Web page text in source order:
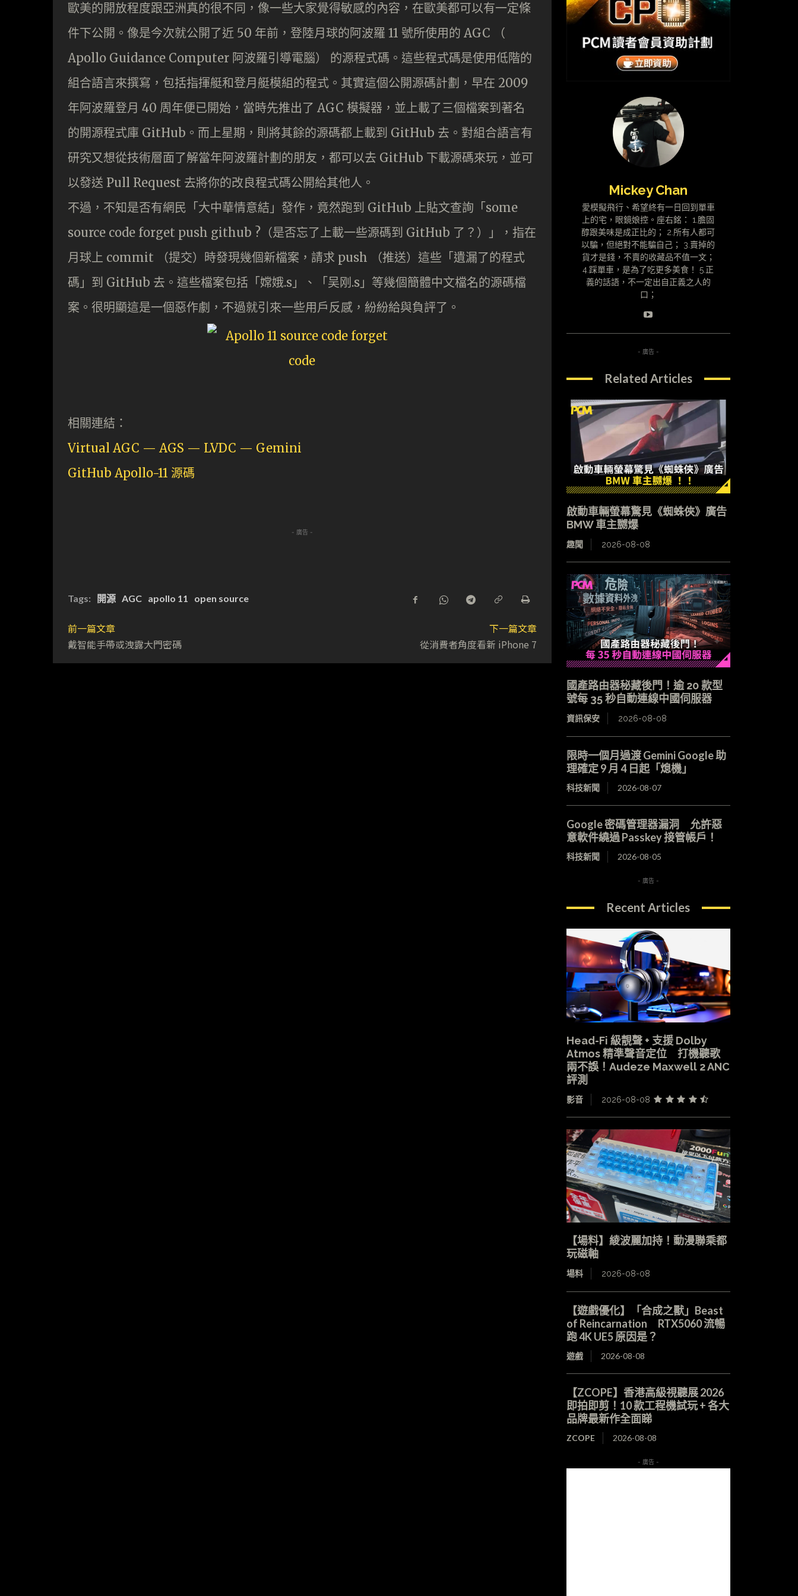
歐美的開放程度跟亞洲真的很不同，像一些大家覺得敏感的內容，在歐美都可以有一定條
件下公開。像是今次就公開了近 50 年前，登陸月球的阿波羅 11 號所使用的 AGC （
Apollo Guidance Computer 阿波羅引導電腦） 的源程式碼。這些程式碼是使用低階的
組合語言來撰寫，包括指揮艇和登月艇模組的程式。其實這個公開源碼計劃，早在 2009
年阿波羅登月 40 周年便已開始，當時先推出了 AGC 模擬器，並上載了三個檔案到著名
的開源程式庫 GitHub。而上星期，則將其餘的源碼都上載到 GitHub 去。對組合語言有
研究又想從技術層面了解當年阿波羅計劃的朋友，都可以去 GitHub 下載源碼來玩，並可
以發送 Pull Request 去將你的改良程式碼公開給其他人。
不過，不知是否有網民「大中華情意結」發作，竟然跑到 GitHub 上貼文查詢「some
source code forget push github ?（是否忘了上載一些源碼到 GitHub 了？）」，指在
月球上 commit （提交）時發現幾個新檔案，請求 push （推送）這些「遺漏了的程式
碼」到 GitHub 去。這些檔案包括「嫦娥.s」、「吴刚.s」等幾個簡體中文檔名的源碼檔
案。很明顯這是一個惡作劇，不過就引來一些用戶反感，紛紛給與負評了。
相關連結：
Virtual AGC — AGS — LVDC — Gemini
GitHub Apollo-11 源碼
- 廣告 -
Tags: 開源 AGC apollo 11 open source
前一篇文章
戴智能手帶或洩露大門密碼
下一篇文章
從消費者角度看新 iPhone 7
Mickey Chan
愛模擬飛行、希望終有一日回到單車
上的宅，眼鏡娘控。座右銘： 1.膽固
醇跟美味是成正比的； 2.所有人都可
以騙，但絕對不能騙自己； 3.賣掉的
貨才是錢，不賣的收藏品不值一文；
4.踩單車，是為了吃更多美食！ 5.正
義的話語，不一定出自正義之人的
口；
- 廣告 -
Related Articles
啟動車輛螢幕驚見《蜘蛛俠》廣告
BMW 車主嬲爆
趣聞 2026-08-08
國產路由器秘藏後門！逾 20 款型
號每 35 秒自動連線中國伺服器
資訊保安 2026-08-08
限時一個月過渡 Gemini Google 助
理確定 9 月 4 日起「熄機」
科技新聞 2026-08-07
Google 密碼管理器漏洞 允許惡
意軟件繞過 Passkey 接管帳戶！
科技新聞 2026-08-05
- 廣告 -
Recent Articles
Head-Fi 級靚聲 + 支援 Dolby
Atmos 精準聲音定位 打機聽歌
兩不誤！Audeze Maxwell 2 ANC
評測
影音 2026-08-08
【場料】綾波麗加持！動漫聯乘都
玩磁軸
場料 2026-08-08
【遊戲優化】「合成之獸」Beast
of Reincarnation RTX5060 流暢
跑 4K UE5 原因是？
遊戲 2026-08-08
【ZCOPE】香港高級視聽展 2026
即拍即剪！10 款工程機試玩 + 各大
品牌最新作全面睇
ZCOPE 2026-08-08
- 廣告 -